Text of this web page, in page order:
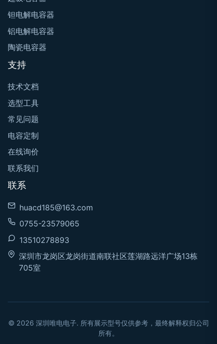
钽电解电容器
铝电解电容器
陶瓷电容器
支持
技术文档
选型工具
常见问题
电容定制
在线询价
联系我们
联系
huacd185@163.com
0755-23579065
13510278893
深圳市龙岗区龙岗街道南联社区莲湖路远洋广场13栋
705室
© 2026 深圳唯电电子. 所有展示型号仅供参考，最终解释权归公司
所有。